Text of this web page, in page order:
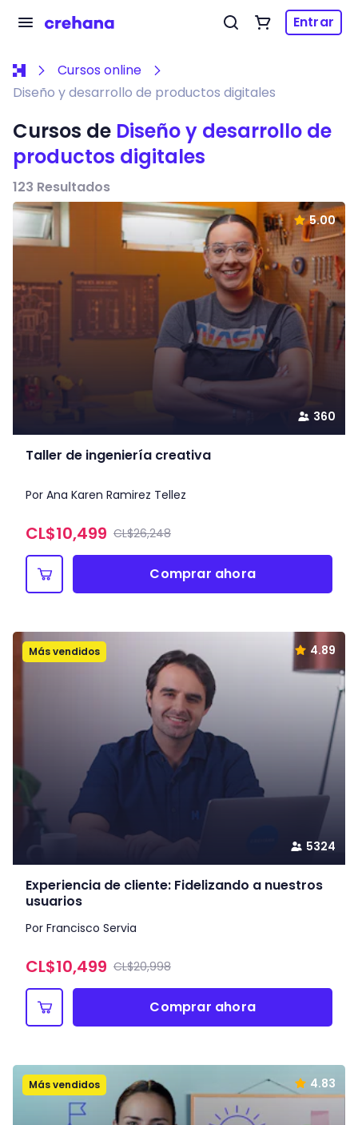
Entrar
Cursos online
Diseño y desarrollo de productos digitales
Cursos de Diseño y desarrollo de
productos digitales
123 Resultados
360
5.00
Taller de ingeniería creativa
Por Ana Karen Ramirez Tellez
CL$10,499 CL$26,248
Comprar ahora
Más vendidos
5324
4.89
Experiencia de cliente: Fidelizando a nuestros
usuarios
Por Francisco Servia
CL$10,499 CL$20,998
Comprar ahora
Más vendidos 4.83